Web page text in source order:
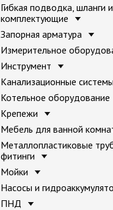
Гибкая подводка, шланги и
комплектующие
Запорная арматура
Измерительное
Инструмент
Канализационные системы
Котельное оборудование
Крепежи
Мебель для ванной
Металлопластиковые
фитинги
Мойки
Насосы и
ПНД